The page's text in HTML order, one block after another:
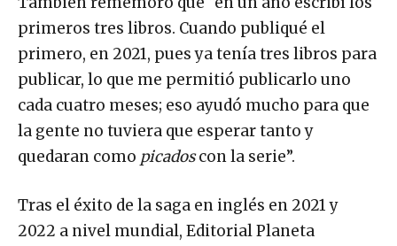
primeros tres libros. Cuando publiqué el
primero, en 2021, pues ya tenía tres libros para
publicar, lo que me permitió publicarlo uno
cada cuatro meses; eso ayudó mucho para que
la gente no tuviera que esperar tanto y
quedaran como picadoscon la serie”.
Tras el éxito de la saga en inglés en 2021 y
2022 a nivel mundial, Editorial Planeta